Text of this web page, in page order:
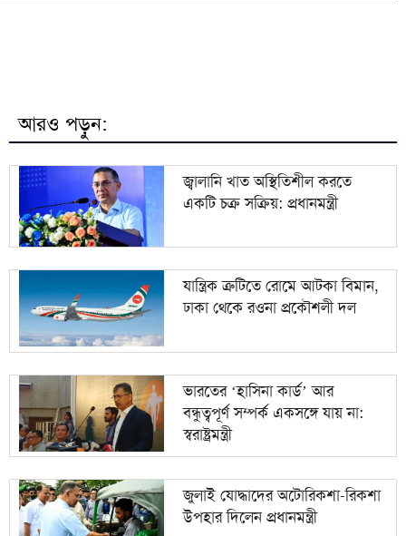
আনলো গ্রামবাসী
৯ ঘিরে বাঁশখালীতে উৎসব
১০ শব্দদূষণের অজুহাতে পশ্চিমবঙ্গে একের পর এক
মসজিদের মাইক অপসারণ
আরও পড়ুন:
জ্বালানি খাত অস্থিতিশীল করতে
একটি চক্র সক্রিয়: প্রধানমন্ত্রী
যান্ত্রিক ত্রুটিতে রোমে আটকা বিমান,
ঢাকা থেকে রওনা প্রকৌশলী দল
ভারতের ‘হাসিনা কার্ড’ আর
বন্ধুত্বপূর্ণ সম্পর্ক একসঙ্গে যায় না:
স্বরাষ্ট্রমন্ত্রী
জুলাই যোদ্ধাদের অটোরিকশা-রিকশা
উপহার দিলেন প্রধানমন্ত্রী